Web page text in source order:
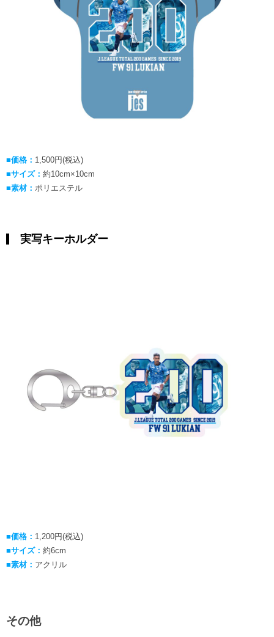
■価格： 1,500円(税込)
■サイズ： 約10cm×10cm
■素材： ポリエステル
実写キーホルダー
■価格： 1,200円(税込)
■サイズ： 約6cm
■素材： アクリル
その他